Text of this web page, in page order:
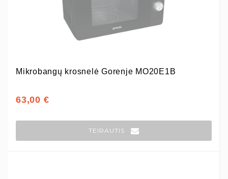
Mikrobangų krosnelė Gorenje MO20E1B
63,00 €
TEIRAUTIS